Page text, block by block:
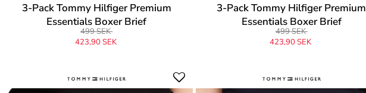
3-Pack Tommy Hilfiger Premium
Essentials Boxer Brief
499 SEK
423,90 SEK
3-Pack Tommy Hilfiger Premium
Essentials Boxer Brief
499 SEK
423,90 SEK